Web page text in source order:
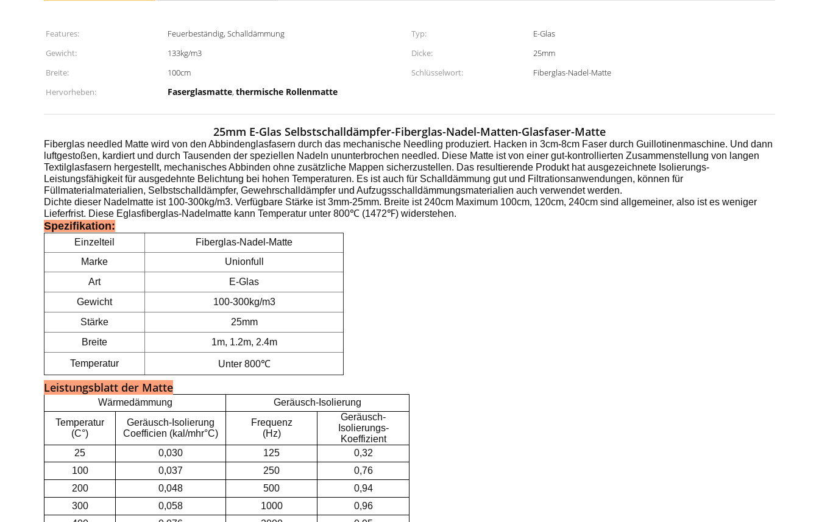
Features: Feuerbeständig, Schalldämmung Typ:
E-Glas
Gewicht:
133kg/m3 Dicke:
25mm
Breite:
100cm Schlüsselwort:
Fiberglas-Nadel-Matte
Hervorheben:
Faserglasmatte, thermische Rollenmatte
25mm E-Glas Selbstschalldämpfer-Fiberglas-Nadel-Matten-Glasfaser-Matte
Fiberglas needled Matte wird von den Abbindenglasfasern durch das mechanische Needling produziert. Hacken in 3cm-8cm Faser durch Guillotinenmaschine. Und dann
luftgestoßen, kardiert und durch Tausenden der speziellen Nadeln ununterbrochen needled. Diese Matte ist von einer gut-kontrollierten Zusammenstellung von langen
Textilglasfasern hergestellt, mechanisches Abbinden ohne zusätzliche Mappen sicherzustellen. Das resultierende Produkt hat ausgezeichnete Isolierungs-
Leistungsfähigkeit für ausgedehnte Belichtung bei hohen Temperaturen. Es ist auch für Schalldämmung gut und Filtrationsanwendungen, können für
Füllmaterialmaterialien, Selbstschalldämpfer, Gewehrschalldämpfer und Aufzugsschalldämmungsmaterialien auch verwendet werden.
Dichte dieser Nadelmatte ist 100-300kg/m3. Verfügbare Stärke ist 3mm-25mm. Breite ist 240cm Maximum 100cm, 120cm, 240cm sind allgemeiner, also ist es weniger
Lieferfrist. Diese Eglasfiberglas-Nadelmatte kann Temperatur unter 800℃ (1472℉) widerstehen.
Spezifikation:
Einzelteil
Fiberglas-Nadel-Matte
Marke
Unionfull
Art
E-Glas
Gewicht
100-300kg/m3
Stärke
25mm
Breite
1m, 1.2m, 2.4m
Temperatur Unter 800℃
Leistungsblatt der Matte
Wärmedämmung
Geräusch-Isolierung
Temperatur
(C°)
Geräusch-Isolierung
Coefficien (kal/mhr°C)
Frequenz
(Hz)
Geräusch-
Isolierungs-
Koeffizient
25
0,030 125
0,32
100
0,037 250
0,76
200
0,048 500
0,94
300
0,058 1000
0,96